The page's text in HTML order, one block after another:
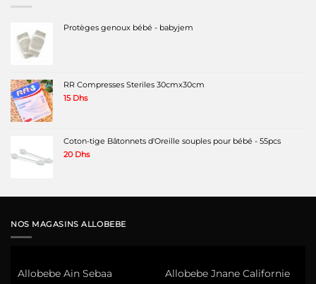
Protèges genoux bébé - babyjem
RR Compresses Steriles 30cmx30cm
15 Dhs
Coton-tige Bâtonnets d'Oreille souples pour bébé - 55pcs
20 Dhs
NOS MAGASINS ALLOBEBE
Allobebe Ain Sebaa Allobebe Jnane Californie